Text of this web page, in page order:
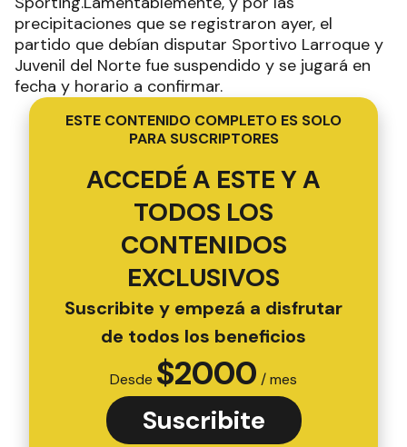
precipitaciones que se registraron ayer, el
partido que debían disputar Sportivo Larroque y
Juvenil del Norte fue suspendido y se jugará en
fecha y horario a confirmar.
ESTE CONTENIDO COMPLETO ES SOLO
PARA SUSCRIPTORES
ACCEDÉ A ESTE Y A
TODOS LOS
CONTENIDOS
EXCLUSIVOS
Suscribite y empezá a disfrutar
de todos los beneficios
Desde $2000 / mes
Suscribite